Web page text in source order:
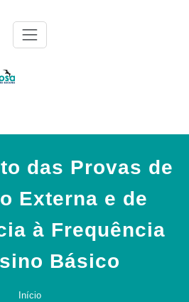
das Provas de
Externa e de
à Frequência
Básico
Início